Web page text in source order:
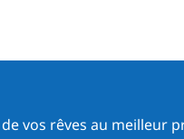
vos rêves au meilleur